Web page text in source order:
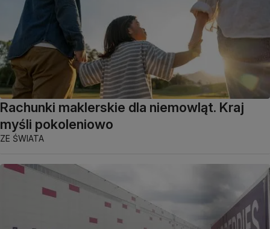
Rachunki maklerskie dla niemowląt. Kraj
myśli pokoleniowo
ZE ŚWIATA